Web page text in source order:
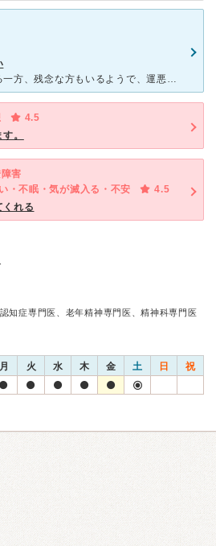
お世話になった方々もいる一方、残念な方もいるようで、運悪く当たってしまいました。 電話引き継ぎが上手くいっていない。 私担当じゃないので。 私きいてません。 私に言われても。と全く話が通りませ
4.5
。
害
・不眠・気が滅入る・不安
4.5
くれる
知症専門医、老年精神専門医、精神科専門医
月 火 水 木 金 土 日 祝